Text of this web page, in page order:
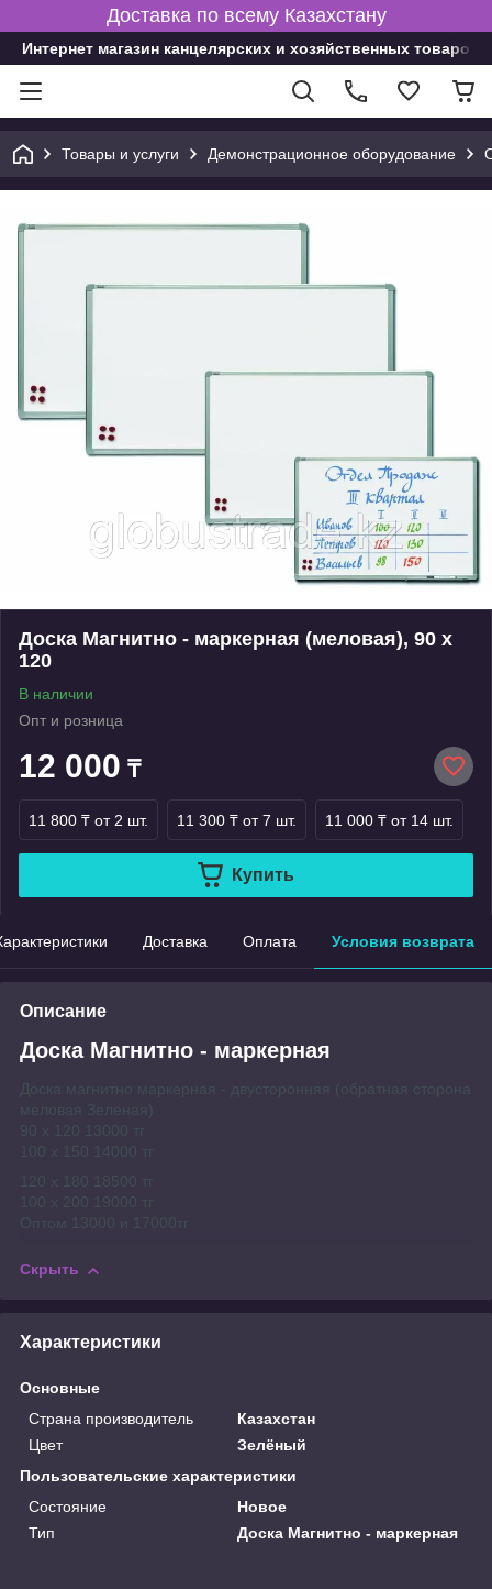
Доставка по всему Казахстану
Интернет магазин канцелярских и хозяйственных товаров
Товары и услуги Демонстрационное оборудование
Доска Магнитно - маркерная (меловая), 90 х
120
В наличии
Опт и розница
12 000 ₸
11 800 ₸ от 2 шт. 11 300 ₸ от 7 шт. 11 000 ₸ от 14 шт.
Купить
Доставка Оплата Условия возврата
Описание
Доска Магнитно - маркерная
Доска магнитно маркерная - двусторонняя (обратная сторона
меловая Зеленая)
90 х 120 13000 тг
100 х 150 14000 тг
120 х 180 18500 тг
100 х 200 19000 тг
Оптом 13000 и 17000тг
Скрыть
Характеристики
Основные
Страна производитель
Казахстан
Цвет
Зелёный
Пользовательские характеристики
Состояние
Новое
Тип
Доска Магнитно - маркерная